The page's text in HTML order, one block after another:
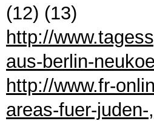
(12) (13)
http://
aus-berlin-
http://www.fr-
areas-fuer-